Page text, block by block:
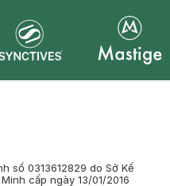
số 0313612829 do Sở Kế
cấp ngày 13/01/2016